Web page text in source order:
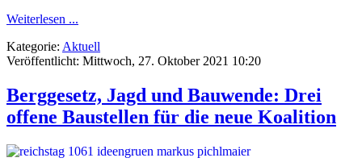
Weiterlesen ...
Kategorie: Aktuell
Veröffentlicht: Mittwoch, 27. Oktober 2021 10:20
Berggesetz, Jagd und Bauwende: Drei
offene Baustellen für die neue Koalition